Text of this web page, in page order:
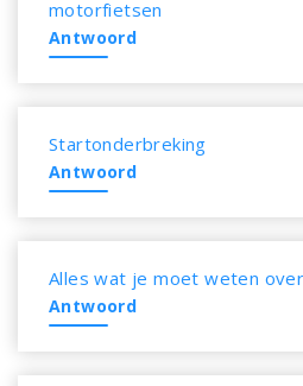
motorfietsen
Antwoord
Startonderbreking
Antwoord
Alles wat je moet weten
Antwoord